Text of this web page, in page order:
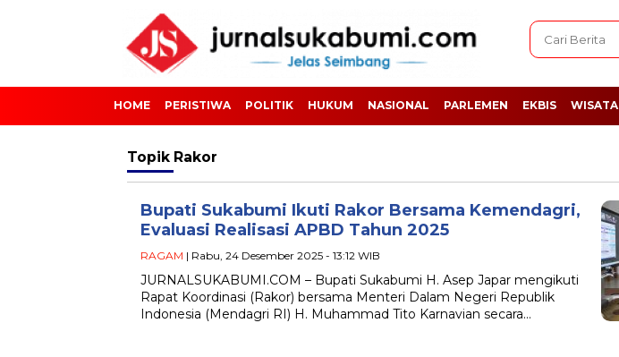
HOME PERISTIWA POLITIK HUKUM NASIONAL PARLEMEN EKBIS WISATA
Topik Rakor
Bupati Sukabumi Ikuti Rakor Bersama Kemendagri,
Evaluasi Realisasi APBD Tahun 2025
RAGAM | Rabu, 24 Desember 2025 - 13:12 WIB
JURNALSUKABUMI.COM – Bupati Sukabumi H. Asep Japar mengikuti
Rapat Koordinasi (Rakor) bersama Menteri Dalam Negeri Republik
Indonesia (Mendagri RI) H. Muhammad Tito Karnavian secara…